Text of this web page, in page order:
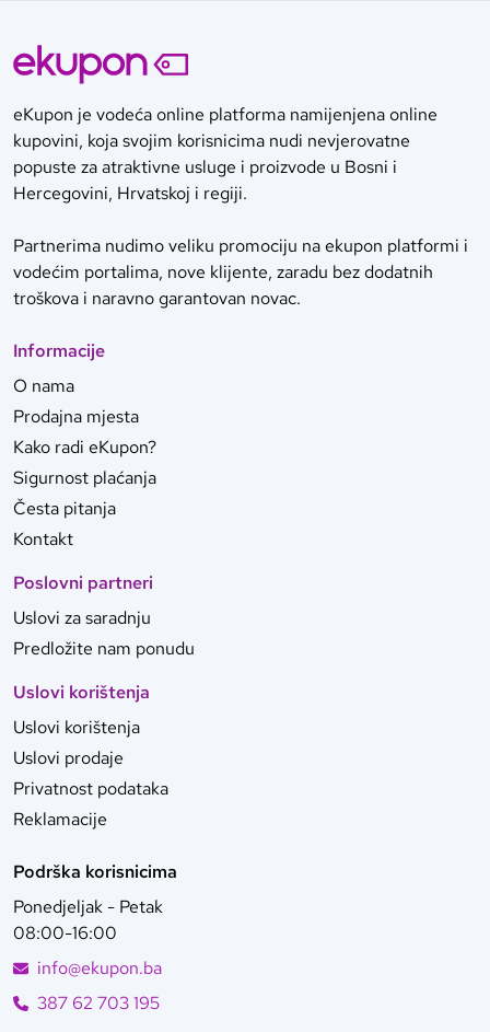
eKupon je vodeća online platforma namijenjena online
kupovini, koja svojim korisnicima nudi nevjerovatne
popuste za atraktivne usluge i proizvode u Bosni i
Hercegovini, Hrvatskoj i regiji.
Partnerima nudimo veliku promociju na ekupon platformi i
vodećim portalima, nove klijente, zaradu bez dodatnih
troškova i naravno garantovan novac.
Informacije
O nama
Prodajna mjesta
Kako radi eKupon?
Sigurnost plaćanja
Česta pitanja
Kontakt
Poslovni partneri
Uslovi za saradnju
Predložite nam ponudu
Uslovi korištenja
Uslovi korištenja
Uslovi prodaje
Privatnost podataka
Reklamacije
Podrška korisnicima
Ponedjeljak - Petak
08:00-16:00
info@ekupon.ba
387 62 703 195